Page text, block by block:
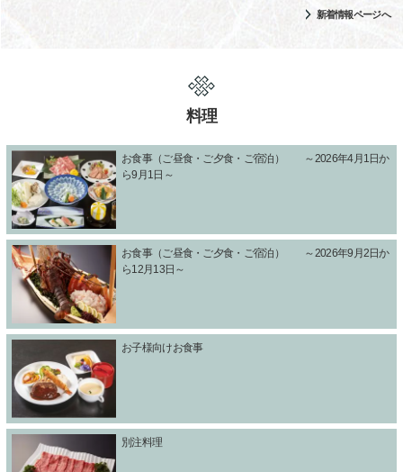
新着情報ページへ
料理
お食事（ご昼食・ご夕食・ご宿泊） ～2026年4月1日か
ら9月1日～
お食事（ご昼食・ご夕食・ご宿泊） ～2026年9月2日か
ら12月13日～
お子様向けお食事
別注料理